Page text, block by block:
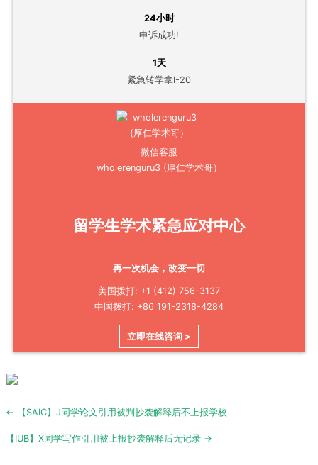
24小时
申诉成功!
1天
紧急转学拿I-20
微信客服
wholerenguru3 (厚仁学术哥）
留学生学术紧急应对中心
再一次机会，改变一切
美国拨打: +1 (412) 756-3137
中国拨打: +86 191-2318-4284
立即在线咨询 >
Post
← 【SAIC】J同学论文引用被判抄袭解释后不上报学校
【IUB】X同学写作引用被上报抄袭解释后无记录 →